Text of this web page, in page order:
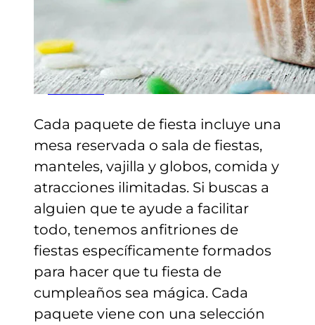
COMPRA TARJETAS DE REGALO
CONSULTAR SALDO DE LA
TARJETA DE REGALO
ENGLISH
Cada paquete de fiesta incluye una
mesa reservada o sala de fiestas,
manteles, vajilla y globos, comida y
atracciones ilimitadas. Si buscas a
alguien que te ayude a facilitar
todo, tenemos anfitriones de
fiestas específicamente formados
para hacer que tu fiesta de
cumpleaños sea mágica. Cada
paquete viene con una selección